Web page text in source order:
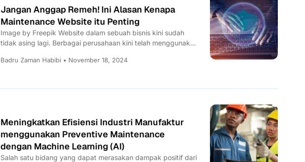
Jangan Anggap Remeh! Ini Alasan Kenapa
Maintenance Website itu Penting
Image by Freepik Website dalam sebuah bisnis kini sudah
tidak asing lagi. Berbagai perusahaan kini telah menggunakan
Badru Zaman Habibi • November 18, 2024
Meningkatkan Efisiensi Industri Manufaktur
menggunakan Preventive Maintenance
dengan Machine Learning (AI)
Salah satu bidang yang dapat merasakan dampak positif dari